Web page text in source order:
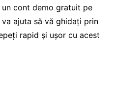
cont demo gratuit pe
ajuta să vă ghidați prin
rapid și ușor cu acest